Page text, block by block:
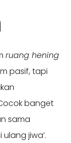
ruang hening
pasif, tapi
banget
sama
jiwa’.